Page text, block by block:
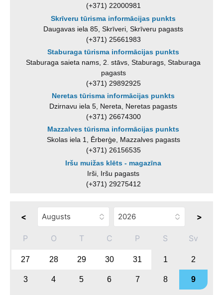
(+371) 22000981
Skrīveru tūrisma informācijas punkts
Daugavas iela 85, Skrīveri, Skrīveru pagasts
(+371) 25661983
Staburaga tūrisma informācijas punkts
Staburaga saieta nams, 2. stāvs, Staburags, Staburaga
pagasts
(+371) 29892925
Neretas tūrisma informācijas punkts
Dzirnavu iela 5, Nereta, Neretas pagasts
(+371) 26674300
Mazzalves tūrisma informācijas punkts
Skolas iela 1, Ērberģe, Mazzalves pagasts
(+371) 26156535
Iršu muižas klēts - magazīna
Irši, Iršu pagasts
(+371) 29275412
< >
P O T C P S Sv
27 28 29 30 31 1 2
3 4 5 6 7 8 9